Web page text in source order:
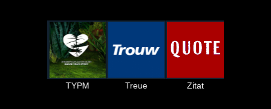
TYPM Treue Zitat